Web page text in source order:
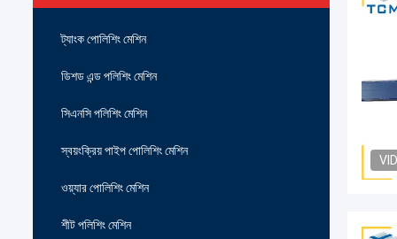
ট্যাংক পোলিশিং মেশিন
ডিশড এন্ড পলিশিং মেশিন
সিএনসি পলিশিং মেশিন
স্বয়ংক্রিয় পাইপ পোলিশিং মেশিন
ওয়্যার পোলিশিং মেশিন
শীট পলিশিং মেশিন